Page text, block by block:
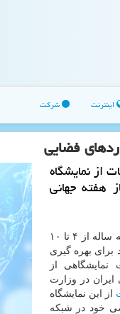
اینترنت شرکت
فضایی
از نمایشگاه
هفته جهانی
به گزارش اچ پی به نقل از مهر، هفته جهانی فضا همه ساله از ۴ تا ۱۰
برای بهره گیری
از
در وزارت
از این نمایشگاه
خود در شبكه